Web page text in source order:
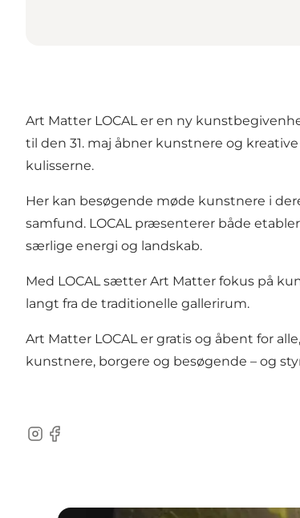
Art Matter LOCAL er en ny
til den 31. maj åbner kunstnere og
kulisserne.
Her kan besøgende møde kunstnere i
samfund. LOCAL præsenterer både
særlige energi og landskab.
Med LOCAL sætter Art Matter fokus på
langt fra de traditionelle gallerirum.
Art Matter LOCAL er gratis og åbent for
kunstnere, borgere og besøgende – og
Instagram
Facebook